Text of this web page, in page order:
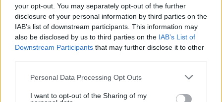
your opt-out. You may separately opt-out of the further
disclosure of your personal information by third parties on the
IAB’s list of downstream participants. This information may
also be disclosed by us to third parties on the IAB’s List of
Downstream Participants that may further disclose it to other
Please note that this website/app uses one or more Google
not limited to your visit or usage behaviour. You may click to
Personal Data Processing Opt Outs
I want to opt-out of the Sharing of my
6. Kill the Messenger (2014)